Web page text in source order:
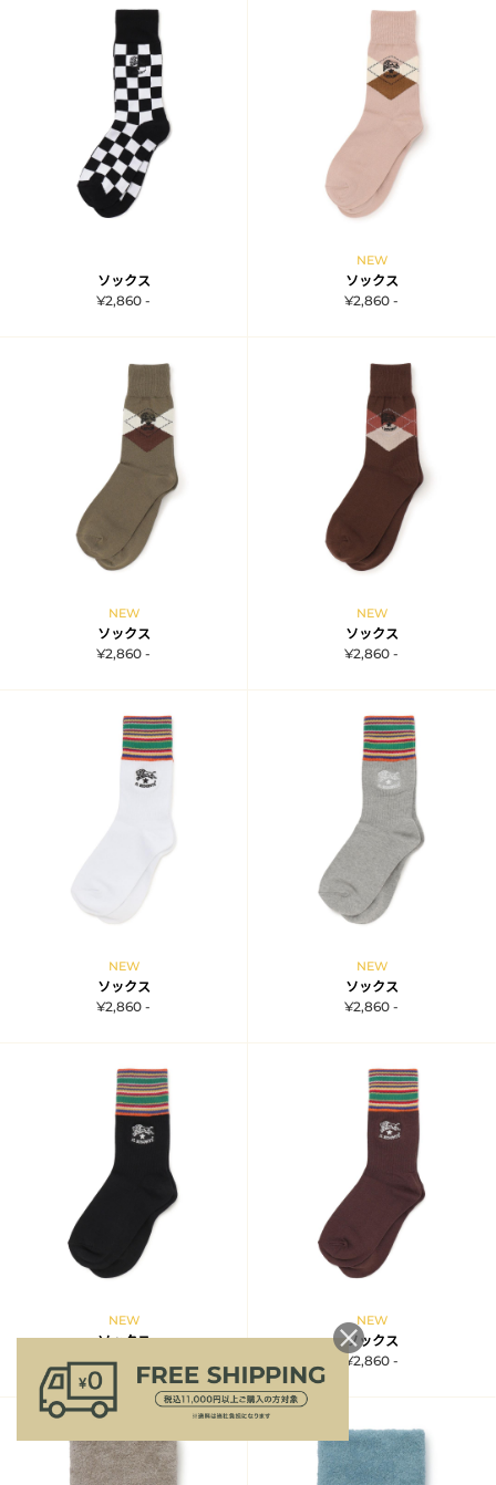
ソックス
¥2,860 -
NEW
ソックス
¥2,860 -
NEW
ソックス
¥2,860 -
NEW
ソックス
¥2,860 -
NEW
ソックス
¥2,860 -
NEW
ソックス
¥2,860 -
NEW
ソックス
¥2,860 -
NEW
ソックス
¥2,860 -